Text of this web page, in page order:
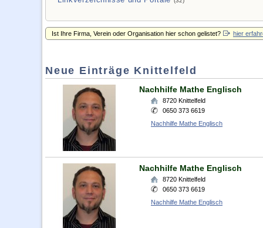
Ist Ihre Firma, Verein oder Organisation hier schon gelistet? hier
Neue Einträge Knittelfeld
Nachhilfe Mathe Englisch
8720 Knittelfeld
0650 373 6619
Nachhilfe Mathe Englisch
Nachhilfe Mathe Englisch
8720 Knittelfeld
0650 373 6619
Nachhilfe Mathe Englisch